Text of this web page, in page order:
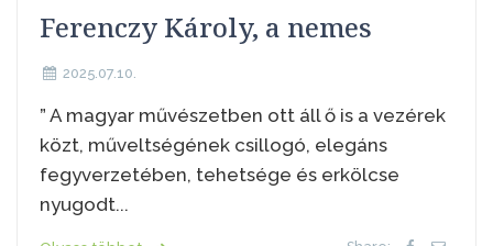
Ferenczy Károly, a nemes
2025.07.10.
” A magyar művészetben ott áll ő is a vezérek
közt, műveltségének csillogó, elegáns
fegyverzetében, tehetsége és erkölcse
nyugodt...